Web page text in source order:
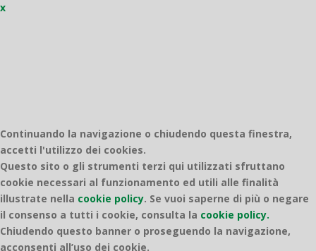
x
Continuando la navigazione o chiudendo questa finestra,
accetti l'utilizzo dei cookies.
Questo sito o gli strumenti terzi qui utilizzati sfruttano
cookie necessari al funzionamento ed utili alle finalità
illustrate nella cookie policy. Se vuoi saperne di più o negare
il consenso a tutti i cookie, consulta la cookie policy.
Chiudendo questo banner o proseguendo la navigazione,
acconsenti all’uso dei cookie.